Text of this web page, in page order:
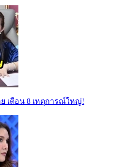
เตือน 8 เหตุการณ์ใหญ่!